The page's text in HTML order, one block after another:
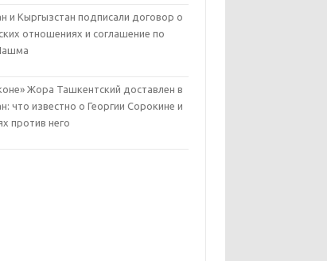
и Кыргызстан подписали договор о
отношениях и соглашение по
Жора Ташкентский доставлен в
что известно о Георгии Сорокине и
против него